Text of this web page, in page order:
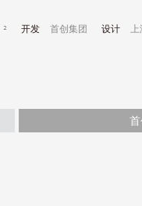
开发 首创集团 设计